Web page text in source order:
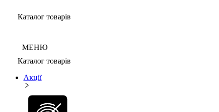
Каталог товарів
МЕНЮ
Каталог товарів
Акції